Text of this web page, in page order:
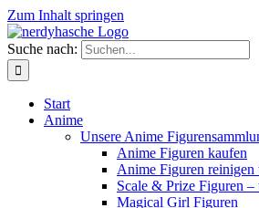
Zum Inhalt springen
Suche nach:
Start
Anime
Unsere Anime
Anime Figuren kaufen
Anime Figuren reinigen
Scale & Prize Figuren –
Magical Girl Figuren